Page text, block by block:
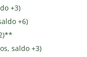
+3)
+6)
saldo +3)